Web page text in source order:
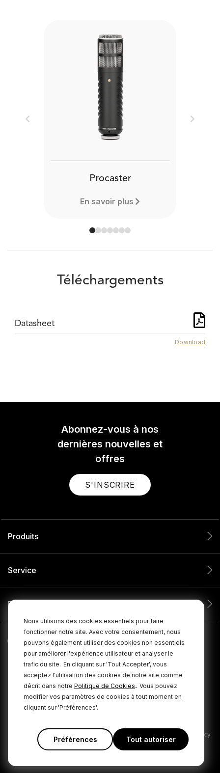
Nous utilisons des cookies essentiels pour faire
fonctionner notre site. Avec votre consentement, nous
pouvons également utiliser des cookies non essentiels
pour améliorer l'expérience utilisateur et analyser le
trafic du site. En cliquant sur 'Tout Accepter', vous
acceptez l'utilisation des cookies de notre site comme
décrit dans notre Politique de Cookies. Vous pouvez
modifier vos paramètres de cookies à tout moment en
cliquant sur 'Préférences'.
Préférences Tout autoriser
Procaster
En savoir plus
Previous Next
Téléchargements
Datasheet
Download
Abonnez-vous à nos
dernières nouvelles et
offres
S'INSCRIRE
Produits
Service
Entreprise
Politique de confidentialité Conditions générales Cookie Policy